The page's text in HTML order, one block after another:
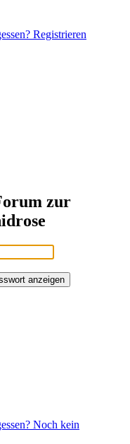
Registrieren
zur
anzeigen
Noch kein